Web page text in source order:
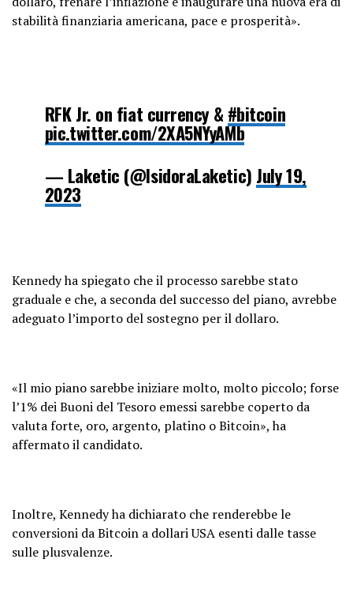
stabilità finanziaria americana, pace e prosperità».
RFK Jr. on fiat currency & #bitcoin
pic.twitter.com/2XA5NYyAMb
— Laketic (@IsidoraLaketic) July 19,
2023
Kennedy ha spiegato che il processo sarebbe stato
graduale e che, a seconda del successo del piano, avrebbe
adeguato l’importo del sostegno per il dollaro.
«Il mio piano sarebbe iniziare molto, molto piccolo; forse
l’1% dei Buoni del Tesoro emessi sarebbe coperto da
valuta forte, oro, argento, platino o Bitcoin», ha
affermato il candidato.
Inoltre, Kennedy ha dichiarato che renderebbe le
conversioni da Bitcoin a dollari USA esenti dalle tasse
sulle plusvalenze.